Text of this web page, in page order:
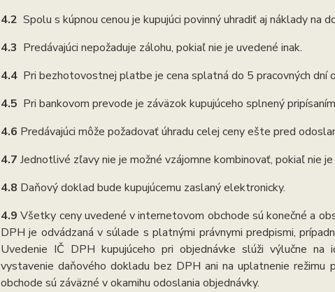
4.2 Spolu s kúpnou cenou je kupujúci povinný uhradiť aj náklady na
4.3 Predávajúci nepožaduje zálohu, pokiaľ nie je uvedené inak.
4.4 Pri bezhotovostnej platbe je cena splatná do 5 pracovných dní
4.5 Pri bankovom prevode je záväzok kupujúceho splnený
4.6 Predávajúci môže požadovať úhradu celej ceny ešte pred
4.7 Jednotlivé zľavy nie je možné vzájomne kombinovať, pokiaľ nie
4.8 Daňový doklad bude kupujúcemu zaslaný elektronicky.
4.9Všetky ceny uvedené v internetovom obchode sú konečné a
DPH je odvádzaná v súlade s platnými právnymi predpismi,
Uvedenie IČ DPH kupujúceho pri objednávke slúži výlučne
vystavenie daňového dokladu bez DPH ani na uplatnenie režimu
obchode sú záväzné v okamihu odoslania objednávky.